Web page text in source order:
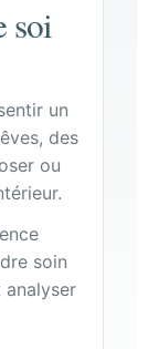
soi
un
des
ou
soin